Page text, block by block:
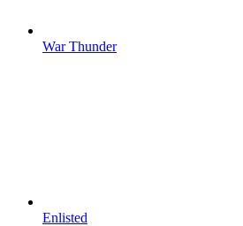
War Thunder
Enlisted